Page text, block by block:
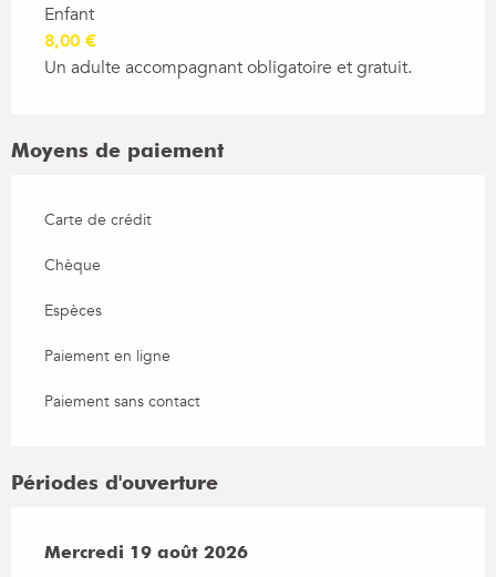
Enfant
8,00 €
Un adulte accompagnant obligatoire et gratuit.
Moyens de paiement
Carte de crédit
Chèque
Espèces
Paiement en ligne
Paiement sans contact
Périodes d'ouverture
Mercredi 19 août 2026
Mercredi 19 août 2026